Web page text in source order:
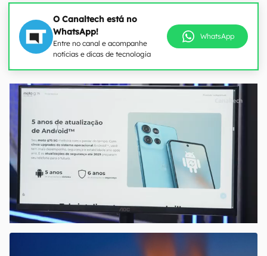
O Canaltech está no
WhatsApp!
Entre no canal e acompanhe
notícias e dicas de tecnologia
WhatsApp